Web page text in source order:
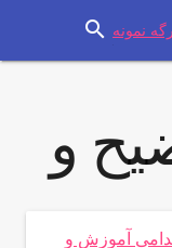
نمونه search
و